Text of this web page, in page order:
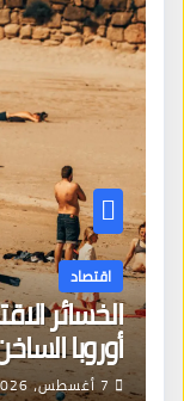
اقتصاد
الخسائر
أوروبا
7 أغسطس، 2026